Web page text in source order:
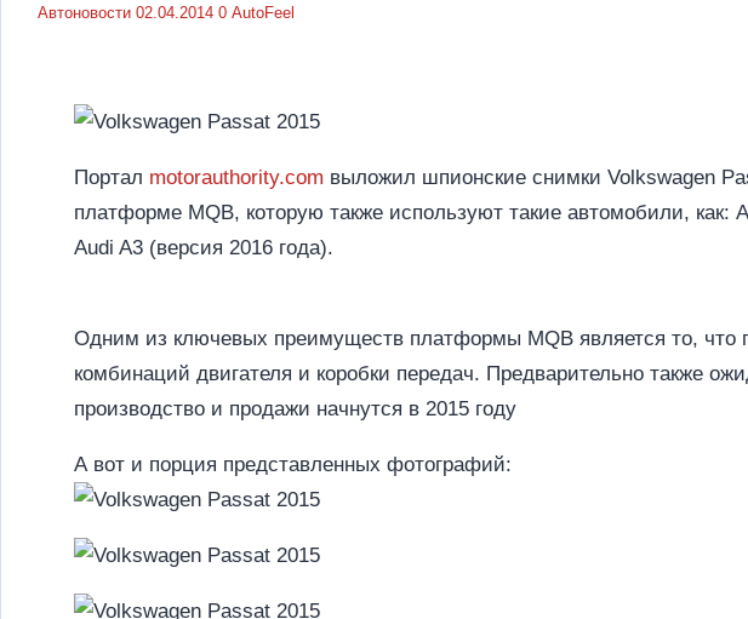
Автоновости 02.04.2014 0 AutoFeel
Портал motorauthority.com выложил шпионские снимки Volkswagen
платформе MQB, которую также используют такие автомобили, как:
Audi A3 (версия 2016 года).
Одним из ключевых преимуществ платформы MQB является то, что
комбинаций двигателя и коробки передач. Предварительно также
производство и продажи начнутся в 2015 году
А вот и порция представленных фотографий: